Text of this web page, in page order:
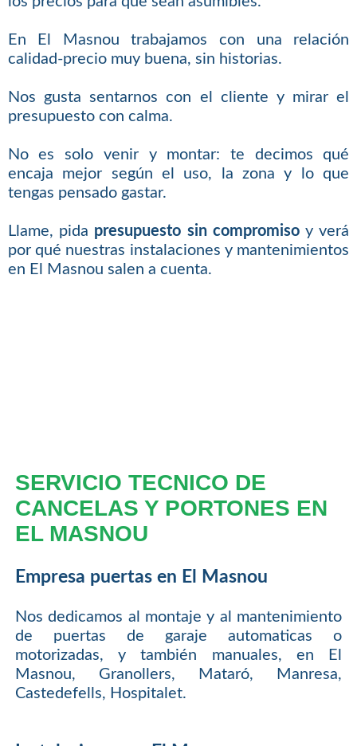
En El Masnou trabajamos con una relación
calidad-precio muy buena, sin historias.
Nos gusta sentarnos con el cliente y mirar el
presupuesto con calma.
No es solo venir y montar: te decimos qué
encaja mejor según el uso, la zona y lo que
tengas pensado gastar.
Llame, pida presupuesto sin compromisoy verá
por qué nuestras instalaciones y mantenimientos
en El Masnou salen a cuenta.
SERVICIO TECNICO DE
CANCELAS Y PORTONES EN
EL MASNOU
Empresa puertas en El Masnou
Nos dedicamos al montaje y al mantenimiento
de puertas de garaje automaticas o
motorizadas, y también manuales, en El
Masnou, Granollers, Mataró, Manresa,
Castedefells, Hospitalet.